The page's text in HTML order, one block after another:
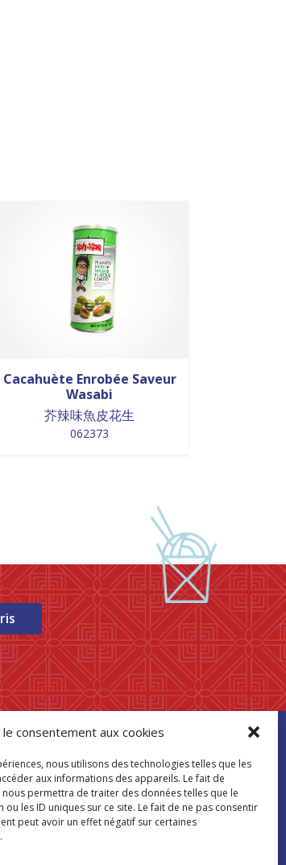
consentement aux cookies
nous utilisons des technologies telles que les
aux informations des appareils. Le fait de
permettra de traiter des données telles que le
les ID uniques sur ce site. Le fait de ne pas consentir
peut avoir un effet négatif sur certaines
Cacahuète Enrobée Saveur
Wasabi
芥辣味魚皮花生
062373
Store